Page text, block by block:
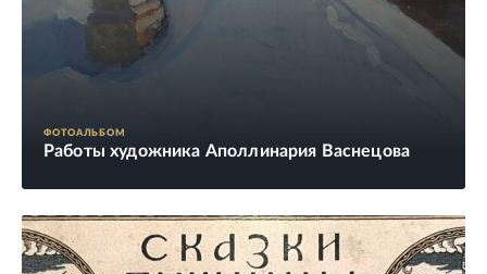
ФОТОАЛЬБОМ
Работы художника Аполлинария Васнецова